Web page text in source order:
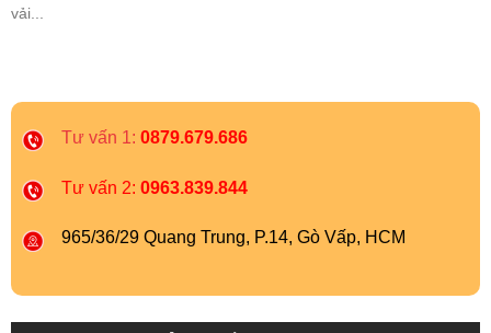
vải...
Tư vấn 1: 0879.679.686
Tư vấn 2: 0963.839.844
965/36/29 Quang Trung, P.14, Gò Vấp, HCM